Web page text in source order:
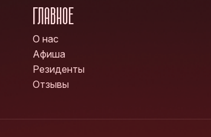
ГЛАВНОЕ
О нас
Афиша
Резиденты
Отзывы